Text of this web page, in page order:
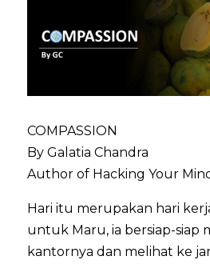
COMPASSION
By Galatia Chandra
Author of Hacking Your
Hari itu merupakan hari
untuk Maru, ia bersiap-siap
kantornya dan melihat ke